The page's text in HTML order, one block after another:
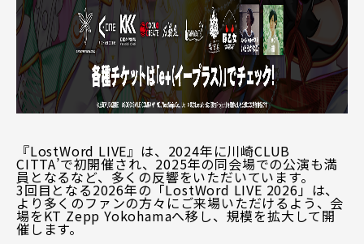
『LostWord LIVE』は、2024年に川崎CLUB
CITTA’で初開催され、2025年の同会場での公演も満
員となるなど、多くの反響をいただいています。
3回目となる2026年の「LostWord LIVE 2026」は、
より多くのファンの方々にご来場いただけるよう、会
場をKT Zepp Yokohamaへ移し、規模を拡大して開
催します。